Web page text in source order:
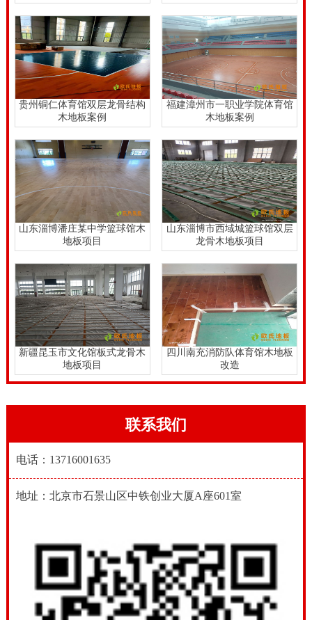
贵州铜仁体育馆双层龙骨结构
木地板案例
福建漳州市一职业学院体育馆
木地板案例
山东淄博潘庄某中学篮球馆木
地板项目
山东淄博市西域城篮球馆双层
龙骨木地板项目
新疆昆玉市文化馆板式龙骨木
地板项目
四川南充消防队体育馆木地板
改造
联系我们
电话：13716001635
地址：北京市石景山区中铁创业大厦A座601室